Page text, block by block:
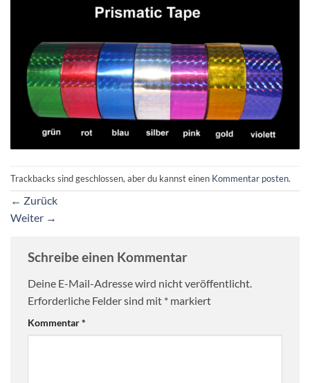
Trackbacks sind geschlossen, aber du kannst einen Kommentar posten.
← Zurück
Weiter →
Schreibe einen Kommentar
Deine E-Mail-Adresse wird nicht veröffentlicht.
Erforderliche Felder sind mit * markiert
Kommentar*